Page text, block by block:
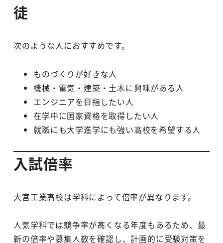
徒
次のような人におすすめです。
ものづくりが好きな人
機械・電気・建築・土木に興味がある人
エンジニアを目指したい人
在学中に国家資格を取得したい人
就職にも大学進学にも強い高校を希望する人
入試倍率
大宮工業高校は学科によって倍率が異なります。
人気学科では競争率が高くなる年度もあるため、最
新の倍率や募集人数を確認し、計画的に受験対策を